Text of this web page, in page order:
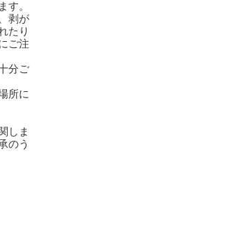
す。
剥が
たり
ご注
分ご
所に
しま
のう